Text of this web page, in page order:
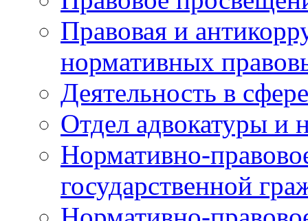
Правовая и
нормативных
Деятельность в
Отдел адвокатуры и
Нормативно-
государственной